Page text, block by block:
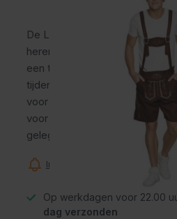
De Lederhose Jan Kort is een
heren van polyester. Deze
een traditionele uitstraling en
tijdens lange feestdagen en
voor mannen die een
voor het Oktoberfest,
gelegenheden.
Informeer mij wanneer dit
Op werkdagen voor 22.00
dag verzonden